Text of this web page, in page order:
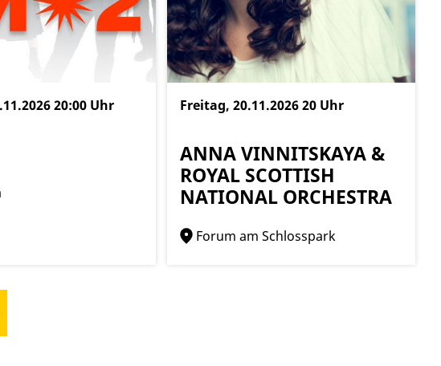
20:00 Uhr Freitag, 20.11.202620 Uhr
ANNA VINNITSKAYA &
ROYAL SCOTTISH
NATIONAL ORCHESTRA
Forum am Schlosspark